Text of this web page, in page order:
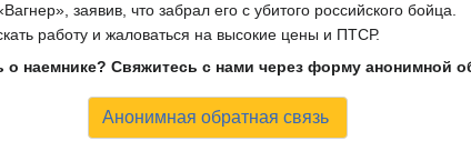
заявив, что забрал его с убитого российского бойца.
работу и жаловаться на высокие цены и ПТСР.
наемнике? Свяжитесь с нами через форму анонимной
Анонимная обратная связь